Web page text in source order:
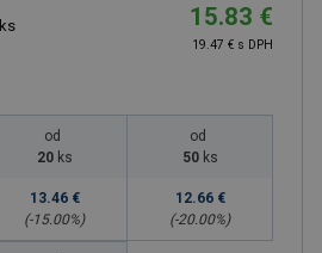
ks 15.83 €
19.47 € s DPH
od
20 ks
13.46 €
(-15.00%)
od
50 ks
12.66 €
(-20.00%)